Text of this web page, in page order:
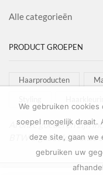
Alle categorieën
PRODUCT GROEPEN
Haarproducten
Al onze goederen zijn
BTW afgebeeld in onze
We gebruiken
soepel mogelijk draait.
deze site, gaan we
gebruiken uw